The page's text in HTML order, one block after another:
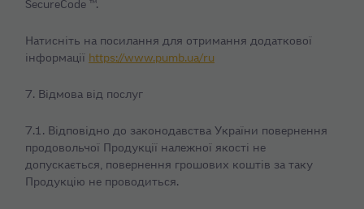
SecureCode ™.
Натисніть на посилання для отримання додаткової
інформації https://www.pumb.ua/ru
7. Відмова від послуг
7.1. Відповідно до законодавства України повернення
продовольчої Продукції належної якості не
допускається, повернення грошових коштів за таку
Продукцію не проводиться.